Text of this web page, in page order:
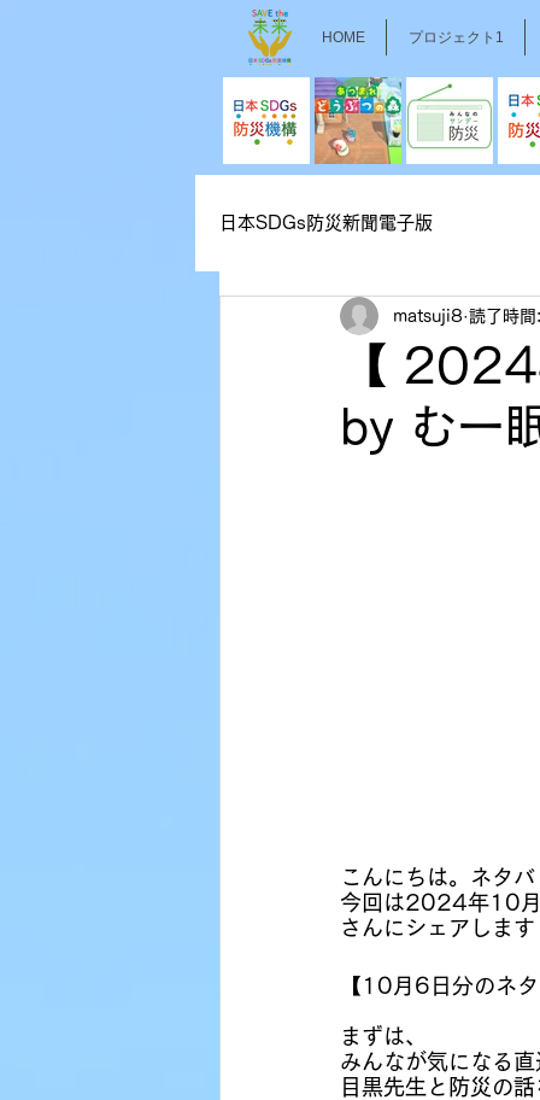
HOME プロジェクト1
日本SDGs防災新聞電子版
【
by むー
matsuji8 読了時
こんにちは。ネタ
今回は2024年10月
さんにシェアします
【10月6日分のネ
まずは、
みんなが気になる
目黒先生と防災の